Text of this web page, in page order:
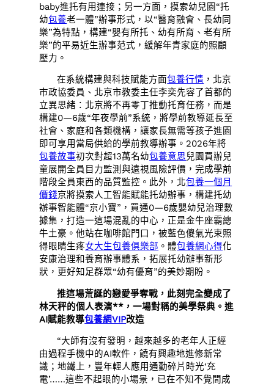
baby進托有用連接；另一方面，摸索幼兒園“托
幼包養老一體”辦事形式，以“醫育融會、長幼同
樂”為特點，構建“嬰有所托、幼有所育、老有所
樂”的平易近生辦事范式，緩解年青家庭的照顧
壓力。
在系統構建與科技賦能方面包養行情 ，北京
市政協委員、北京市教委主任李奕先容了首都的
立異思緒：北京將不再零丁推動托育任務，而是
構建0—6歲“年夜學前”系統，將學前教導延長至
社會、家庭和各類機構，讓家長無需等孩子進園
即可享用當局供給的學前教導辦事。2026年將
包養故事初次對超13萬名幼包養意思兒園買辦兒
童展開全員目力監測與遠視風險評價，完成學前
階段全員東西的品質監控。此外，北包養一個月
價錢京將摸索人工智能賦能托幼辦事，構建托幼
辦事智能體“京小寶”，買通0—6歲嬰幼兒治理數
據集，打造一這場混亂的中心，正是金牛座霸總
牛土豪。他站在咖啡館門口，被藍色傻氣光束照
得眼睛生疼女大生包養俱樂部 。體包養網心得化
安康治理和養育辦事體系，拓展托幼辦事新形
狀，更好知足群眾“幼有優育”的美妙期盼。
推這場荒誕的戀愛爭奪戰，此刻完全變成了
林天秤的個人表演**，一場對稱的美學祭典。進
AI賦能教導包養網VIP改造
“大師有沒有發明，越來越多的老年人正經
由過程手機中的AI軟件，饒有興趣地進修新常
識；地鐵上，豐年輕人應用通勤碎片時光‘充
電’……這些不起眼的小場景，已在不知不覺間成